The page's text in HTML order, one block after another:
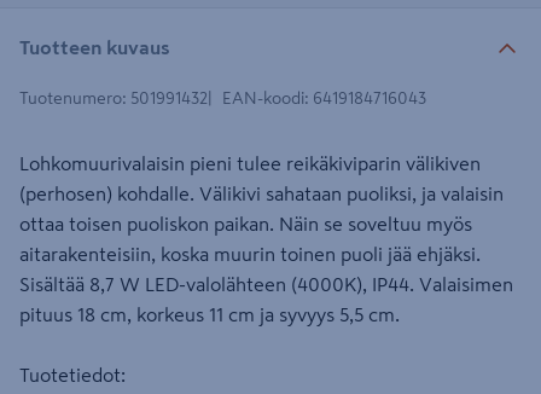
Tuotteen kuvaus
Tuotenumero: 501991432 EAN-koodi: 6419184716043
Lohkomuurivalaisin pieni tulee reikäkiviparin välikiven
(perhosen) kohdalle. Välikivi sahataan puoliksi, ja valaisin
ottaa toisen puoliskon paikan. Näin se soveltuu myös
aitarakenteisiin, koska muurin toinen puoli jää ehjäksi.
Sisältää 8,7 W LED-valolähteen (4000K), IP44. Valaisimen
pituus 18 cm, korkeus 11 cm ja syvyys 5,5 cm.
Tuotetiedot: